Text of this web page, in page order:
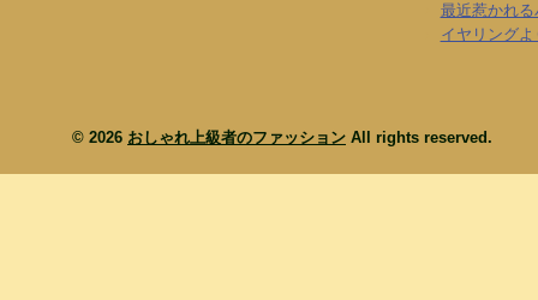
最近惹かれ
イヤリング
© 2026 おしゃれ上級者のファッション All rights reserved.